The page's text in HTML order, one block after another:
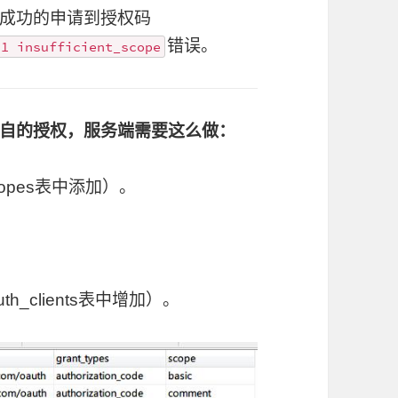
功的申请到授权码
insufficient_scope 错误。
的授权，服务端需要这么做：
表中添加）。
表中增加）。